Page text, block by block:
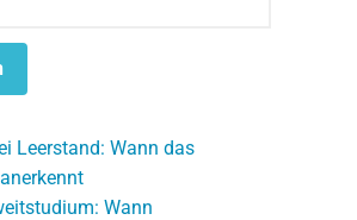
Leerstand: Wann das
Wann